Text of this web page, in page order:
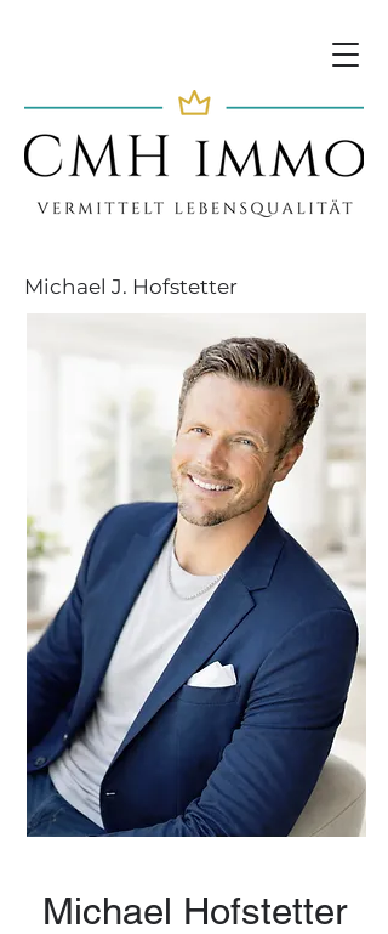
Michael J. Hofstetter
Michael Hofstetter